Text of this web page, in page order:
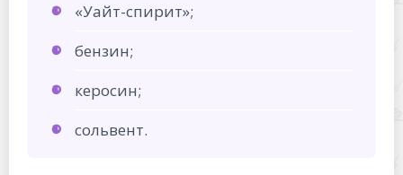
«Уайт-спирит»;
бензин;
керосин;
сольвент.